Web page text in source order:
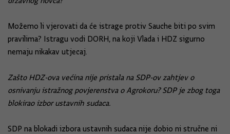
Možemo li vjerovati da će istrage protiv Sauche biti po svim
pravilima? Istragu vodi DORH, na koji Vlada i HDZ sigurno
nemaju nikakav utjecaj.
Zašto HDZ-ova većina nije pristala na SDP-ov zahtjev o
osnivanju istražnog povjerenstva o Agrokoru? SDP je zbog toga
blokirao izbor ustavnih sudaca.
SDP na blokadi izbora ustavnih sudaca nije dobio ni stručne ni